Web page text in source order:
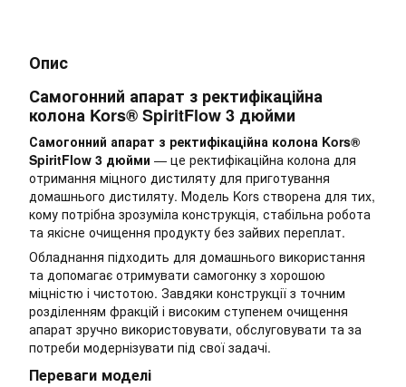
Опис
Самогонний апарат з ректифікаційна
колона Kors® SpiritFlow 3 дюйми
Самогонний апарат з ректифікаційна колона Kors®
SpiritFlow 3 дюйми — це ректифікаційна колона для
отримання міцного дистиляту для приготування
домашнього дистиляту. Модель Kors створена для тих,
кому потрібна зрозуміла конструкція, стабільна робота
та якісне очищення продукту без зайвих переплат.
Обладнання підходить для домашнього використання
та допомагає отримувати самогонку з хорошою
міцністю і чистотою. Завдяки конструкції з точним
розділенням фракцій і високим ступенем очищення
апарат зручно використовувати, обслуговувати та за
потреби модернізувати під свої задачі.
Переваги моделі